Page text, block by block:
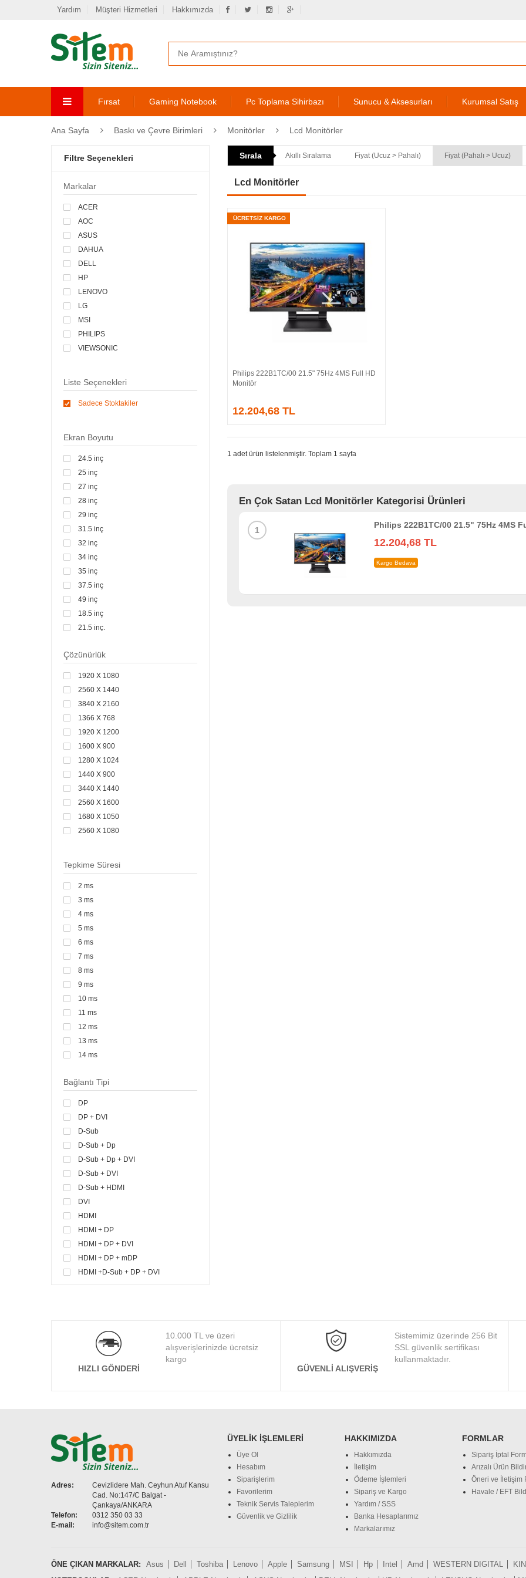
Yardım Müşteri Hizmetleri Hakkımızda
Fırsat Gaming Notebook Pc Toplama Sihirbazı Sunucu & Aksesurları Kurumsal Satış
Ana Sayfa Baskı ve Çevre Birimleri Monitörler Lcd Monitörler
Filtre Seçenekleri
Markalar
ACER
AOC
ASUS
DAHUA
DELL
HP
LENOVO
LG
MSI
PHILIPS
VIEWSONIC
Liste Seçenekleri
Sadece Stoktakiler
Ekran Boyutu
24.5 inç
25 inç
27 inç
28 inç
29 inç
31.5 inç
32 inç
34 inç
35 inç
37.5 inç
49 inç
18.5 inç
21.5 inç.
24 inç
Çözünürlük
1920 X 1080
2560 X 1440
3840 X 2160
1366 X 768
1920 X 1200
1600 X 900
1280 X 1024
1440 X 900
3440 X 1440
2560 X 1600
1680 X 1050
2560 X 1080
Tepkime Süresi
2 ms
3 ms
4 ms
5 ms
6 ms
7 ms
8 ms
9 ms
10 ms
11 ms
12 ms
13 ms
14 ms
1 ms
Bağlantı Tipi
DP
DP + DVI
D-Sub
D-Sub + Dp
D-Sub + Dp + DVI
D-Sub + DVI
D-Sub + HDMI
DVI
HDMI
HDMI + DP
HDMI + DP + DVI
HDMI + DP + mDP
HDMI +D-Sub + DP + DVI
Vga+Dp+Hdmı
D-SUB+DP+HDMI
VGA + HDMI
USB-C
Sırala Akıllı Sıralama Fiyat (Ucuz > Pahalı) Fiyat (Pahalı > Ucuz)
Lcd Monitörler
Sepete Ekle
ÜCRETSİZ KARGO
Philips 222B1TC/00 21.5" 75Hz 4MS Full HD
Monitör
12.204,68 TL
1 adet ürün listelenmiştir. Toplam 1 sayfa
En Çok Satan Lcd Monitörler Kategorisi Ürünleri
1
Philips 222B1TC/00 21.5" 75Hz 4MS
12.204,68 TL
Kargo Bedava
HIZLI GÖNDERI
10.000 TL ve üzeri
alışverişlerinizde ücretsiz
kargo
GÜVENLI ALIŞVERIŞ
Sistemimiz üzerinde 256 Bit
SSL güvenlik sertifikası
kullanmaktadır.
Adres:
Cevizlidere Mah. Ceyhun Atuf Kansu
Cad. No:147/C Balgat -
Çankaya/ANKARA
Telefon:
0312 350 03 33
E-mail:
info@sitem.com.tr
ÜYELIK İŞLEMLERI
Üye Ol
Hesabım
Siparişlerim
Favorilerim
Teknik Servis Taleplerim
Güvenlik ve Gizlilik
HAKKIMIZDA
Hakkımızda
İletişim
Ödeme İşlemleri
Sipariş ve Kargo
Yardım / SSS
Banka Hesaplarımız
Markalarımız
FORMLAR
Sipariş İptal
Arızalı Ürün
Öneri ve İletişim
Havale / EFT
ÖNE ÇIKAN MARKALAR: Asus Dell Toshiba Lenovo Apple Samsung MSI Hp Intel Amd WESTERN DIGITAL